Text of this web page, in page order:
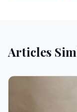
Articles